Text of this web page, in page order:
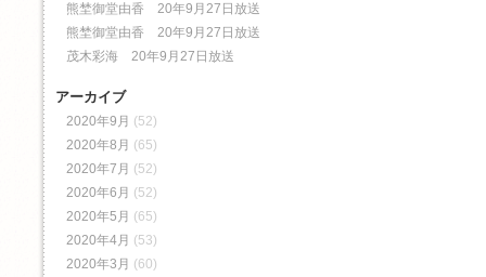
熊埜御堂由香 20年9月27日放送
熊埜御堂由香 20年9月27日放送
茂木彩海 20年9月27日放送
アーカイブ
2020年9月 (52)
2020年8月 (65)
2020年7月 (52)
2020年6月 (52)
2020年5月 (65)
2020年4月 (53)
2020年3月 (60)